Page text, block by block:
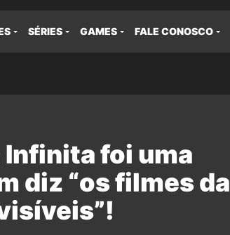
SÉRIES GAMES FALE CONOSCO
Infinita foi uma
diz “os filmes da